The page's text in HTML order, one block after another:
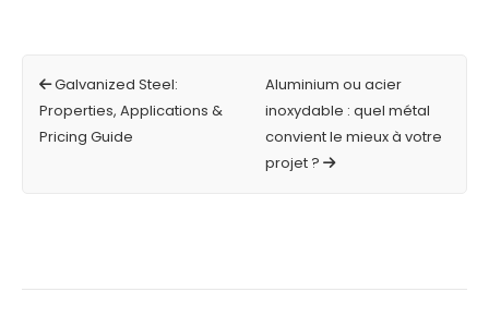
Galvanized Steel:
Properties, Applications &
Pricing Guide
Aluminium ou acier
inoxydable : quel métal
convient le mieux à votre
projet ?